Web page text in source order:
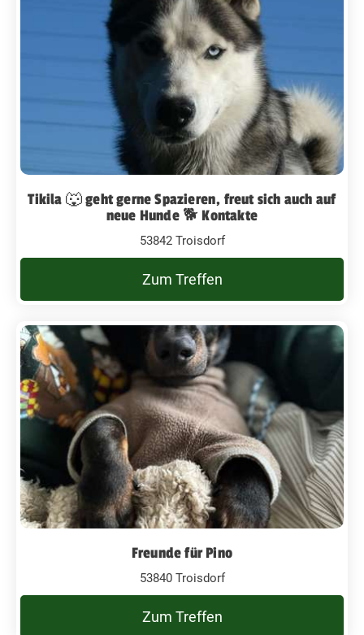
Tikila 🐺 geht gerne Spazieren, freut sich auch auf
neue Hunde 🐕 Kontakte
53842 Troisdorf
Zum Treffen
Freunde für Pino
53840 Troisdorf
Zum Treffen